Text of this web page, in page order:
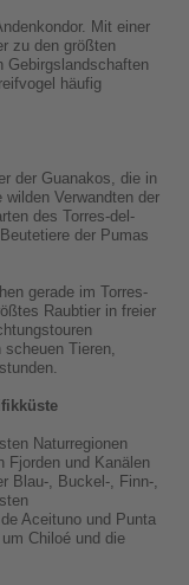
Mit einer
zu den größten
Gebirgslandschaften
häufig
der Guanakos, die in
Verwandten der
des Torres-del-
der Pumas
gerade im Torres-
Raubtier in freier
Tieren,
Naturregionen
Fjorden und Kanälen
Blau-, Buckel-, Finn-,
Aceituno und Punta
Chiloé und die